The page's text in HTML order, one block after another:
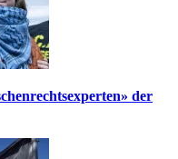
der